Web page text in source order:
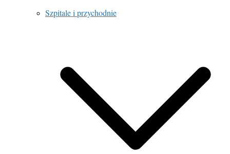
Szpitale i przychodnie